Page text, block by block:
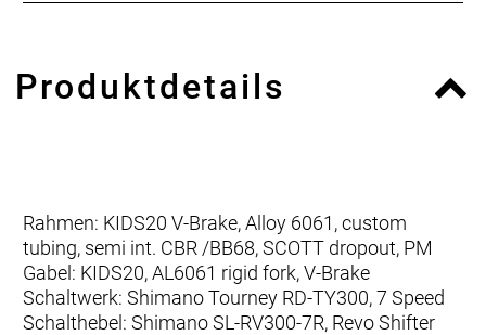
Produktdetails
Rahmen: KIDS20 V-Brake, Alloy 6061, custom
tubing, semi int. CBR /BB68, SCOTT dropout, PM
Gabel: KIDS20, AL6061 rigid fork, V-Brake
Schaltwerk: Shimano Tourney RD-TY300, 7 Speed
Schalthebel: Shimano SL-RV300-7R, Revo Shifter